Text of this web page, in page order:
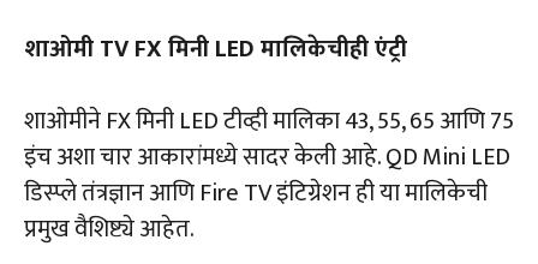
शाओमी TV FX मिनी LED मालिकेचीही एंट्री
शाओमीने FX मिनी LED टीव्ही मालिका 43, 55, 65 आणि 75
इंच अशा चार आकारांमध्ये सादर केली आहे. QD Mini LED
डिस्प्ले तंत्रज्ञान आणि Fire TV इंटिग्रेशन ही या मालिकेची
प्रमुख वैशिष्ट्ये आहेत.